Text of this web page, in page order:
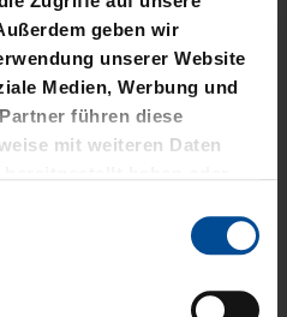
geben wir
unserer Website
Medien, Werbung und
führen diese
mit weiteren Daten